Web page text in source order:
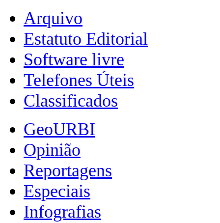
Arquivo
Estatuto Editorial
Software livre
Telefones Úteis
Classificados
GeoURBI
Opinião
Reportagens
Especiais
Infografias